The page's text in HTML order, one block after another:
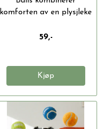
komforten av en plysjleke
59,-
Kjøp